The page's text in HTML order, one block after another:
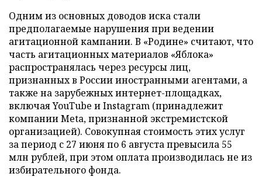
Одним из основных доводов иска стали
предполагаемые нарушения при ведении
агитационной кампании. В «Родине» считают, что
часть агитационных материалов «Яблока»
распространялась через ресурсы лиц,
признанных в России иностранными агентами, а
также на зарубежных интернет-площадках,
включая YouTube и Instagram (принадлежит
компании Meta, признанной экстремистской
организацией). Совокупная стоимость этих услуг
за период с 27 июня по 6 августа превысила 55
млн рублей, при этом оплата производилась не из
избирательного фонда.